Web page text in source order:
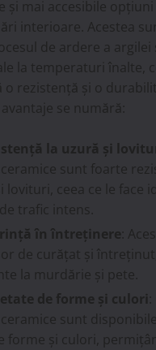
și mai accesibile
interioare. Acestea
de ardere a argilei
la temperaturi înalte,
o rezistență și o
se numără:
la uzură și
sunt foarte
lovituri, ceea ce le face
trafic intens.
în întreținere :
de curățat și
la murdărie și pete.
de forme și culori
sunt
forme și culori,